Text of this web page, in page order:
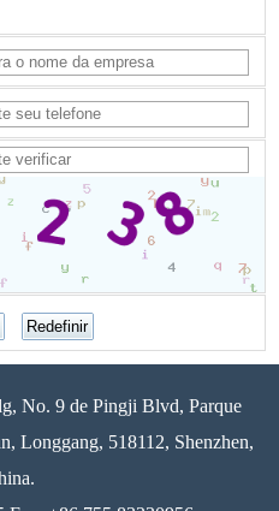
No. 9 de Pingji Blvd, Parque
Longgang, 518112, Shenzhen,